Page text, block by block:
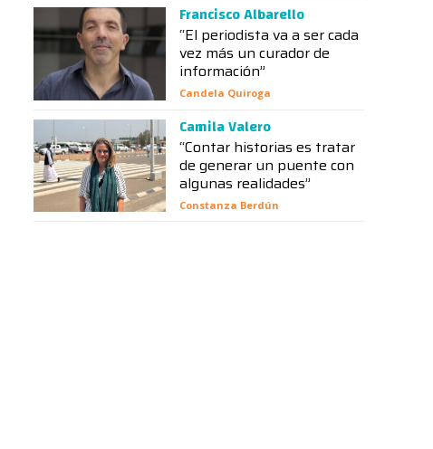
Francisco Albarello
“El periodista va a ser cada
vez más un curador de
información”
Candela Quiroga
Camila Valero
“Contar historias es tratar
de generar un puente con
algunas realidades”
Constanza Berdún